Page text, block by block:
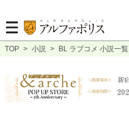
TOP > 小説 > BL ラブコメ 小説一覧